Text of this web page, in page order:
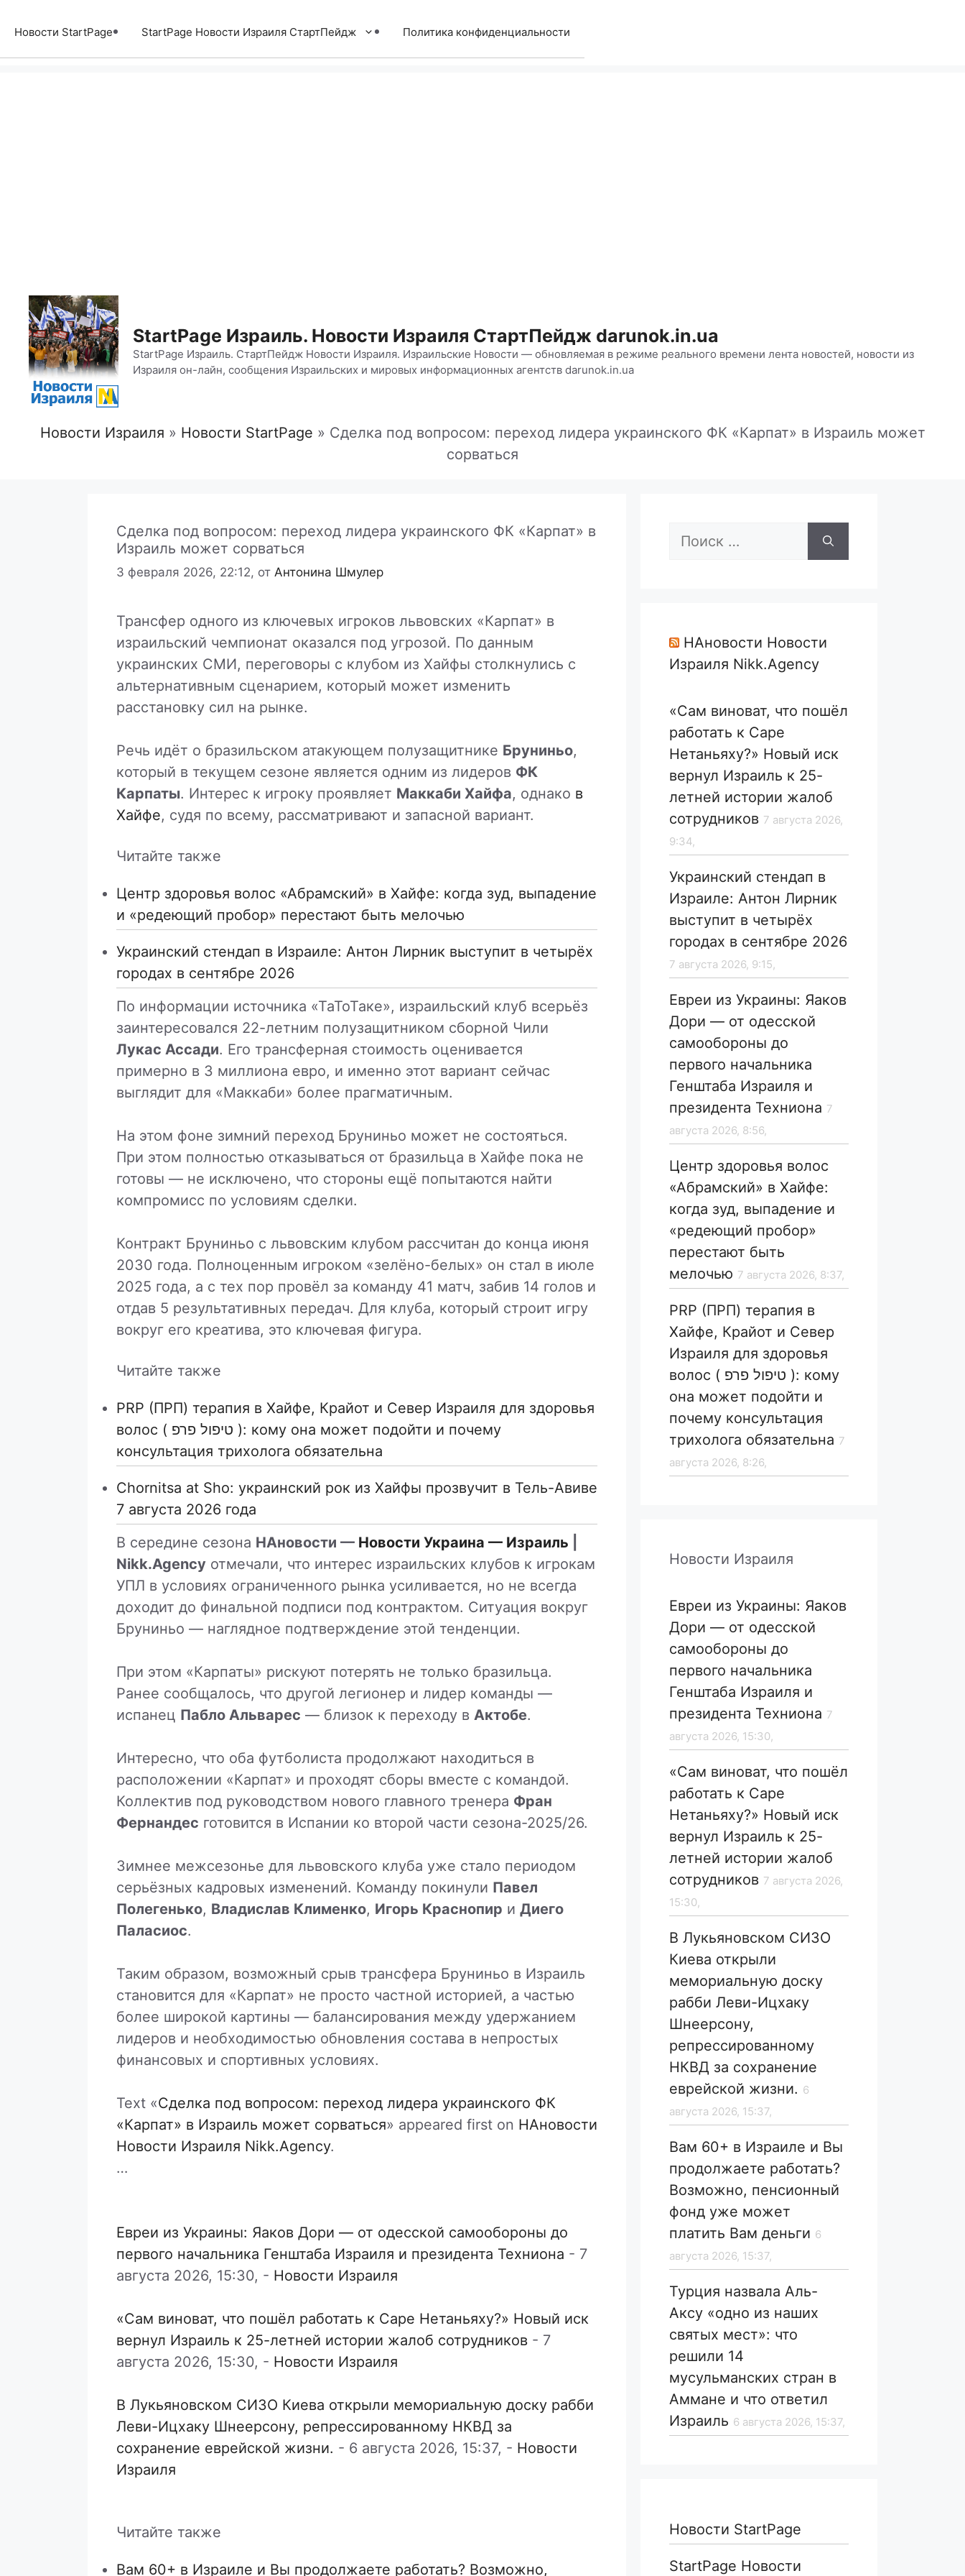
содержимому
Новости StartPage StartPage Новости Израиля СтартПейдж Политика конфиденциальности
StartPage Израиль. Новости Израиля СтартПейдж darunok.in.ua
StartPage Израиль. СтартПейдж Новости Израиля. Израильские Новости — обновляемая в режиме реального времени лента новостей, новости из
Израиля он-лайн, сообщения Израильских и мировых информационных агентств darunok.in.ua
Новости Израиля » Новости StartPage » Сделка под вопросом: переход лидера украинского ФК «Карпат» в Израиль может
сорваться
Сделка под вопросом: переход лидера украинского ФК «Карпат» в
Израиль может сорваться
3 февраля 2026, 22:12, от Антонина Шмулер
Трансфер одного из ключевых игроков львовских «Карпат» в
израильский чемпионат оказался под угрозой. По данным
украинских СМИ, переговоры с клубом из Хайфы столкнулись с
альтернативным сценарием, который может изменить
расстановку сил на рынке.
Речь идёт о бразильском атакующем полузащитнике Бруниньо,
который в текущем сезоне является одним из лидеров ФК
Карпаты. Интерес к игроку проявляет Маккаби Хайфа, однако в
Хайфе, судя по всему, рассматривают и запасной вариант.
Читайте также
Центр здоровья волос «Абрaмский» в Хайфе: когда зуд, выпадение
и «редеющий пробор» перестают быть мелочью
Украинский стендап в Израиле: Антон Лирник выступит в четырёх
городах в сентябре 2026
По информации источника «ТаТоТаке», израильский клуб всерьёз
заинтересовался 22-летним полузащитником сборной Чили
Лукас Ассади. Его трансферная стоимость оценивается
примерно в 3 миллиона евро, и именно этот вариант сейчас
выглядит для «Маккаби» более прагматичным.
На этом фоне зимний переход Бруниньо может не состояться.
При этом полностью отказываться от бразильца в Хайфе пока не
готовы — не исключено, что стороны ещё попытаются найти
компромисс по условиям сделки.
Контракт Бруниньо с львовским клубом рассчитан до конца июня
2030 года. Полноценным игроком «зелёно-белых» он стал в июле
2025 года, а с тех пор провёл за команду 41 матч, забив 14 голов и
отдав 5 результативных передач. Для клуба, который строит игру
вокруг его креатива, это ключевая фигура.
Читайте также
PRP (ПРП) терапия в Хайфе, Крайот и Север Израиля для здоровья
волос ( טיפול פרפ ): кому она может подойти и почему
консультация трихолога обязательна
Chornitsa at Sho: украинский рок из Хайфы прозвучит в Тель-Авиве
7 августа 2026 года
В середине сезона НАновости — Новости Украина — Израиль
Nikk.Agency отмечали, что интерес израильских клубов к игрокам
УПЛ в условиях ограниченного рынка усиливается, но не всегда
доходит до финальной подписи под контрактом. Ситуация вокруг
Бруниньо — наглядное подтверждение этой тенденции.
При этом «Карпаты» рискуют потерять не только бразильца.
Ранее сообщалось, что другой легионер и лидер команды —
испанец Пабло Альварес — близок к переходу в Актобе.
Интересно, что оба футболиста продолжают находиться в
расположении «Карпат» и проходят сборы вместе с командой.
Коллектив под руководством нового главного тренера Фран
Фернандес готовится в Испании ко второй части сезона-2025/26.
Зимнее межсезонье для львовского клуба уже стало периодом
серьёзных кадровых изменений. Команду покинули Павел
Полегенько, Владислав Клименко, Игорь Краснопир и Диего
Паласиос.
Таким образом, возможный срыв трансфера Бруниньо в Израиль
становится для «Карпат» не просто частной историей, а частью
более широкой картины — балансирования между удержанием
лидеров и необходимостью обновления состава в непростых
финансовых и спортивных условиях.
Text «Сделка под вопросом: переход лидера украинского ФК
«Карпат» в Израиль может сорваться» appeared first on НАновости
Новости Израиля Nikk.Agency.
…
Евреи из Украины: Яаков Дори — от одесской самообороны до
первого начальника Генштаба Израиля и президента Техниона - 7
августа 2026, 15:30, - Новости Израиля
«Сам виноват, что пошёл работать к Саре Нетаньяху?» Новый иск
вернул Израиль к 25-летней истории жалоб сотрудников - 7
августа 2026, 15:30, - Новости Израиля
В Лукьяновском СИЗО Киева открыли мемориальную доску рабби
Леви-Ицхаку Шнеерсону, репрессированному НКВД за
сохранение еврейской жизни. - 6 августа 2026, 15:37, - Новости
Израиля
Читайте также
Вам 60+ в Израиле и Вы продолжаете работать? Возможно,
Поиск:
НАновости Новости
Израиля Nikk.Agency
«Сам виноват, что пошёл
работать к Саре
Нетаньяху?» Новый иск
вернул Израиль к 25-
летней истории жалоб
сотрудников 7 августа 2026,
9:34,
Украинский стендап в
Израиле: Антон Лирник
выступит в четырёх
городах в сентябре 2026
7 августа 2026, 9:15,
Евреи из Украины: Яаков
Дори — от одесской
самообороны до
первого начальника
Генштаба Израиля и
президента Техниона 7
августа 2026, 8:56,
Центр здоровья волос
«Абрaмский» в Хайфе:
когда зуд, выпадение и
«редеющий пробор»
перестают быть
мелочью 7 августа 2026, 8:37,
PRP (ПРП) терапия в
Хайфе, Крайот и Север
Израиля для здоровья
волос ( טיפול פרפ ): кому
она может подойти и
почему консультация
трихолога обязательна 7
августа 2026, 8:26,
Новости Израиля
Евреи из Украины: Яаков
Дори — от одесской
самообороны до
первого начальника
Генштаба Израиля и
президента Техниона 7
августа 2026, 15:30,
«Сам виноват, что пошёл
работать к Саре
Нетаньяху?» Новый иск
вернул Израиль к 25-
летней истории жалоб
сотрудников 7 августа 2026,
15:30,
В Лукьяновском СИЗО
Киева открыли
мемориальную доску
рабби Леви-Ицхаку
Шнеерсону,
репрессированному
НКВД за сохранение
еврейской жизни. 6
августа 2026, 15:37,
Вам 60+ в Израиле и Вы
продолжаете работать?
Возможно, пенсионный
фонд уже может
платить Вам деньги 6
августа 2026, 15:37,
Турция назвала Аль-
Аксу «одно из наших
святых мест»: что
решили 14
мусульманских стран в
Аммане и что ответил
Израиль 6 августа 2026, 15:37,
Новости StartPage
StartPage Новости